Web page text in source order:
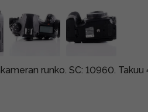
runko. SC: 10960. Takuu